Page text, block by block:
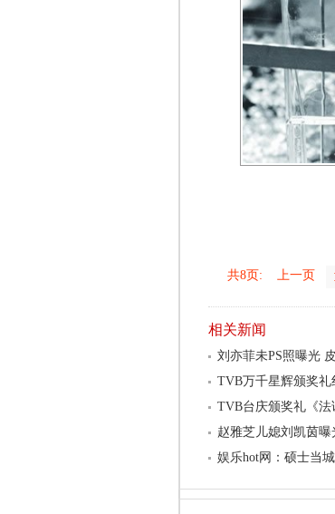
共8页: 上一页
相关新闻
刘亦菲未PS照曝光
TVB万千星辉颁奖
TVB台庆颁奖礼《法
赵雅芝儿媳刘凯茵
娱乐hot网：硕士当